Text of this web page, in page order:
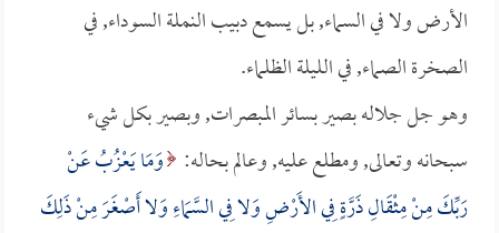
الأرض ولا في السماء, بل يسمع دبيب النملة السوداء, في
الصخرة الصماء, في الليلة الظلماء.
وهو جل جلاله بصير بسائر المبصرات, وبصير بكل شيء
سبحانه وتعالى, ومطلع عليه, وعالم بحاله: وَمَا يَعْزُبُ عَنْ
رَبِّكَ مِنْ مِثْقَالِ ذَرَّةٍ فِي الأَرْضِ وَلا فِي السَّمَاءِ وَلا أَصْغَرَ مِنْ ذَلِكَ